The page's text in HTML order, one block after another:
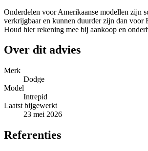
Onderdelen voor Amerikaanse modellen zijn
verkrijgbaar en kunnen duurder zijn dan voor
Houd hier rekening mee bij aankoop en
Over dit advies
Merk
Dodge
Model
Intrepid
Laatst bijgewerkt
23 mei 2026
Referenties